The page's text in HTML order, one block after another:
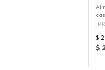
$
$